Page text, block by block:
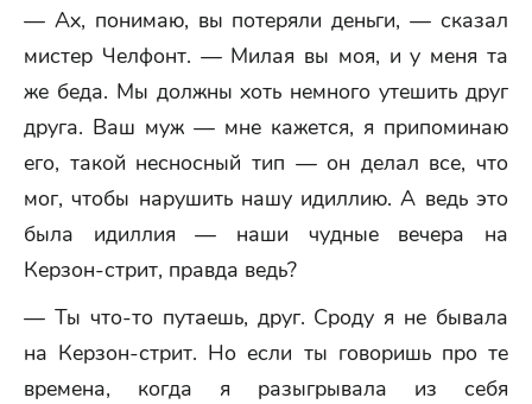
— Ах, понимаю, вы потеряли деньги, — сказал
мистер Челфонт. — Милая вы моя, и у меня та
же беда. Мы должны хоть немного утешить друг
друга. Ваш муж — мне кажется, я припоминаю
его, такой несносный тип — он делал все, что
мог, чтобы нарушить нашу идиллию. А ведь это
была идиллия — наши чудные вечера на
Керзон-стрит, правда ведь?
— Ты что-то путаешь, друг. Сроду я не бывала
на Керзон-стрит. Но если ты говоришь про те
времена, когда я разыгрывала из себя